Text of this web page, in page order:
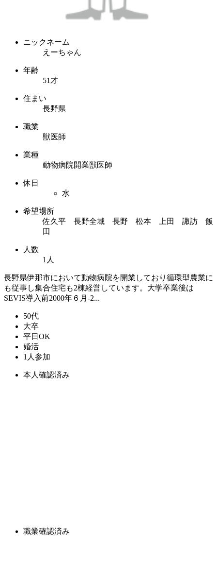
ニックネーム
えーちゃん
年齢
51才
住まい
長野県
職業
獣医師
業種
動物病院開業獣医師
休日
水
希望場所
佐久平 長野全域 長野 松本 上田 諏訪 飯
田
人数
1人
長野県伊那市において動物病院を開業しており循環型農業に
も従事し集合住宅も2棟経営しています。大学卒業後は
SEVIS導入前2000年６月-2...
50代
大卒
平日OK
婚活
1人参加
本人確認済み
職業確認済み